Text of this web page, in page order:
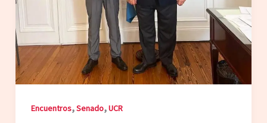
Encuentros,Senado,UCR